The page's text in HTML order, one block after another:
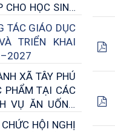
CHO HỌC SINH
TRÊN ĐỊA BÀN
TÁC GIÁO DỤC
TRIỂN KHAI
XÃ TÂY PHÚ
PHẨM TẠI CÁC
VỤ ĂN UỐNG
HỘI NGHỊ